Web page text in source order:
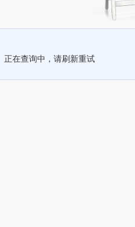
正在查询中，请刷新重试